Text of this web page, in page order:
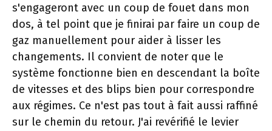
s'engageront avec un coup de fouet dans mon
dos, à tel point que je finirai par faire un coup de
gaz manuellement pour aider à lisser les
changements. Il convient de noter que le
système fonctionne bien en descendant la boîte
de vitesses et des blips bien pour correspondre
aux régimes. Ce n'est pas tout à fait aussi raffiné
sur le chemin du retour. J'ai revérifié le levier